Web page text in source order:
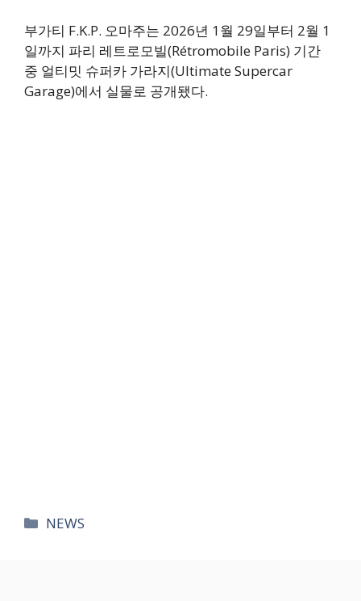
부가티 F.K.P. 오마주는 2026년 1월 29일부터 2월 1
일까지 파리 레트로모빌(Rétromobile Paris) 기간
중 얼티밋 슈퍼카 가라지(Ultimate Supercar
Garage)에서 실물로 공개됐다.
카
NEWS